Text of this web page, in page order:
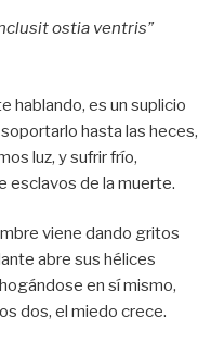
ostia ventris”
hablando, es un suplicio
hasta las heces,
luz, y sufrir frío,
esclavos de la muerte.
viene dando gritos
abre sus hélices
en sí mismo,
dos, el miedo crece.